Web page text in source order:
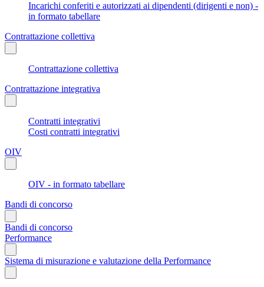
Incarichi conferiti e autorizzati ai dipendenti (dirigenti e non) -
in formato tabellare
Contrattazione collettiva
Contrattazione collettiva
Contrattazione integrativa
Contratti integrativi
Costi contratti integrativi
OIV
OIV - in formato tabellare
Bandi di concorso
Bandi di concorso
Performance
Sistema di misurazione e valutazione della Performance